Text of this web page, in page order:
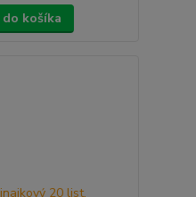
košíka